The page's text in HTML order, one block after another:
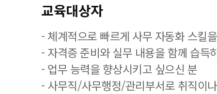
교육대상자
- 체계적으로 빠르게 사무 자동화 스킬
- 자격증 준비와 실무 내용을 함께 습득
- 업무 능력을 향상시키고 싶으신 분
- 사무직/사무행정/관리부서로 취직이